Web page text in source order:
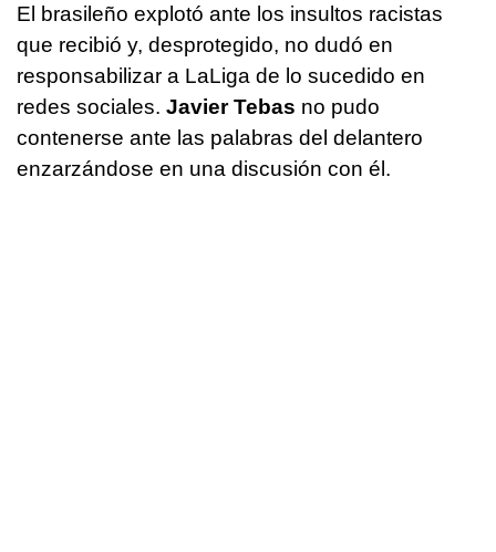
El brasileño explotó ante los insultos racistas
que recibió y, desprotegido, no dudó en
responsabilizar a LaLiga de lo sucedido en
redes sociales. Javier Tebas no pudo
contenerse ante las palabras del delantero
enzarzándose en una discusión con él.